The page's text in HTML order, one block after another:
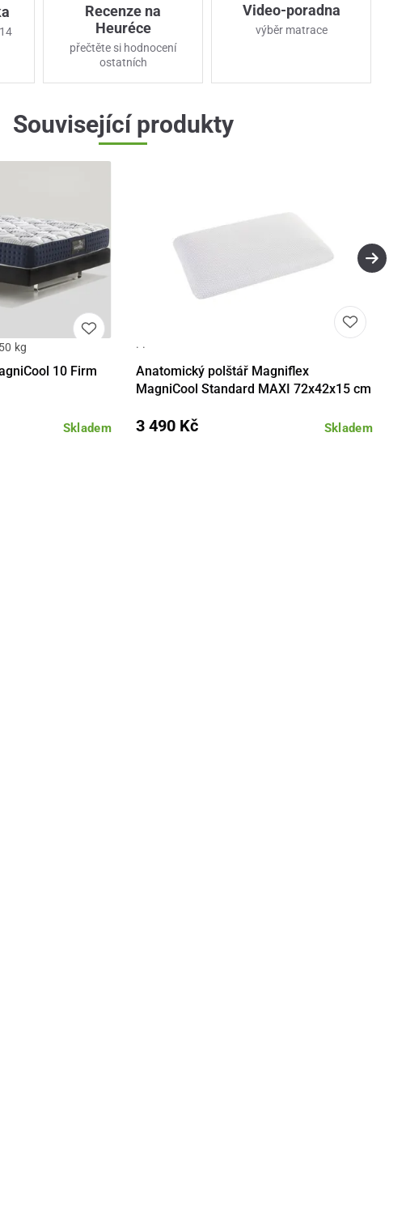
Recenze na
Heuréce
přečtěte si hodnocení
ostatních
Video-poradna
výběr matrace
Související produkty
kg
10 Firm
Skladem
· ·
Anatomický polštář Magniflex
MagniCool Standard MAXI 72x42x15 cm
Skladem
3 490 Kč